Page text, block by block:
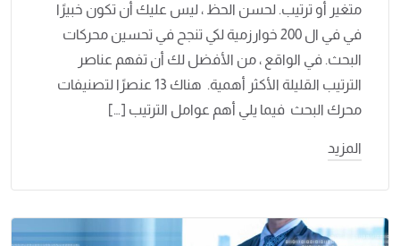
متغير أو ترتيب. لحسن الحظ ، ليس عليك أن تكون خبيرًا
في في ال 200 خوارزمية لكي تنجح في تحسين محركات
البحث. في الواقع ، من الأفضل لك أن تفهم عناصر
الترتيب القليلة الأكثر أهمية. هناك 13 عنصرًا لتصنيفات
محرك البحث فيما يلي أهم عوامل الترتيب […]
المزيد